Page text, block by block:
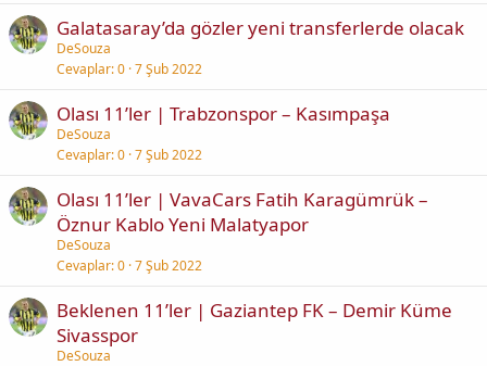
Galatasaray’da gözler yeni transferlerde olacak
DeSouza
Cevaplar 0 7 Şub 2022
Olası 11’ler | Trabzonspor – Kasımpaşa
DeSouza
Cevaplar 0 7 Şub 2022
Olası 11’ler | VavaCars Fatih Karagümrük –
Öznur Kablo Yeni Malatyapor
DeSouza
Cevaplar 0 7 Şub 2022
Beklenen 11’ler | Gaziantep FK – Demir Küme
Sivasspor
DeSouza